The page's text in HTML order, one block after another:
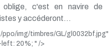
oblige, c'est en navire de
y accéderont...
img/timbres/GL/gl0032bf.jpg"
20%; " />